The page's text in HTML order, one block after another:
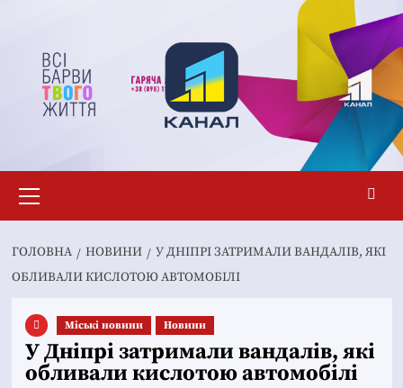
вмісту
меню
ГОЛОВНА НОВИНИ
У ДНІПРІ ЗАТРИМАЛИ ВАНДАЛІВ, ЯКІ
ОБЛИВАЛИ КИСЛОТОЮ АВТОМОБІЛІ
Mіські новини Новини
У Дніпрі затримали вандалів, які
обливали кислотою автомобілі